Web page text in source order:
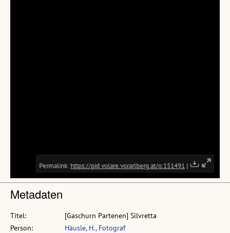
Metadaten
Titel:
[Gaschurn Partenen] Silvretta
Person:
Häusle, H., Fotograf